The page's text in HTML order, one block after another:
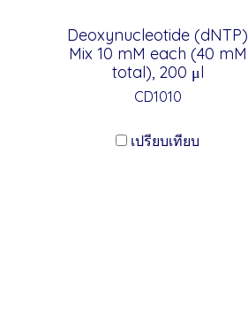
Deoxynucleotide (dNTP)
Mix 10 mM each (40 mM
total), 200 μl
CD1010
เปรียบเทียบ